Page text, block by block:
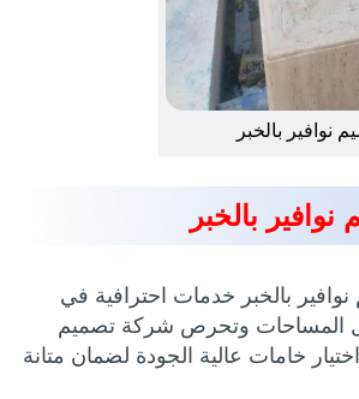
نوافير بالخبر
بالخبر
بالخبر خدمات احترافية في
المساحات وتحرص شركة تصميم
خامات عالية الجودة لضمان متانة